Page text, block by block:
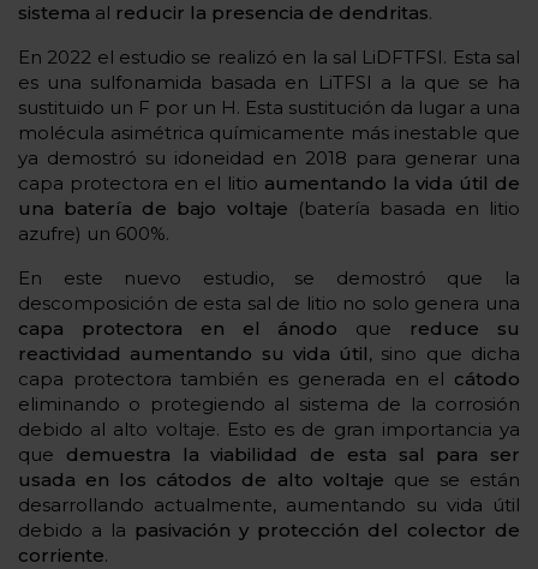
sistema al reducir la presencia de dendritas.
En 2022 el estudio se realizó en la sal LiDFTFSI. Esta sal
es una sulfonamida basada en LiTFSI a la que se ha
sustituido un F por un H. Esta sustitución da lugar a una
molécula asimétrica químicamente más inestable que
ya demostró su idoneidad en 2018 para generar una
capa protectora en el litio aumentando la vida útil de
una batería de bajo voltaje (batería basada en litio
azufre) un 600%.
En este nuevo estudio, se demostró que la
descomposición de esta sal de litio no solo genera una
capa protectora en el ánodo que reduce su
reactividad aumentando su vida útil, sino que dicha
capa protectora también es generada en el cátodo
eliminando o protegiendo al sistema de la corrosión
debido al alto voltaje. Esto es de gran importancia ya
que demuestra la viabilidad de esta sal para ser
usada en los cátodos de alto voltaje que se están
desarrollando actualmente, aumentando su vida útil
debido a la pasivación y protección del colector de
corriente.